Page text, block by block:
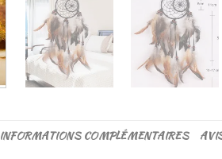
INFORMATIONS COMPLÉMENTAIRES